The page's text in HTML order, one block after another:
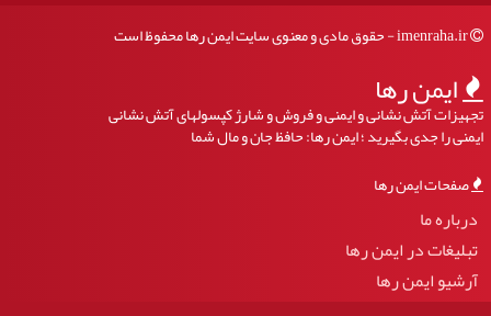
ایمن رها
تجهیزات آتش نشانی و ایمنی و فروش و شارژ کپسولهای آتش نشانی
ایمنی را جدی بگیرید ؛ ایمن رها: حافظ جان و مال شما
صفحات ایمن رها
درباره ما
تبلیغات در ایمن رها
آرشیو ایمن رها